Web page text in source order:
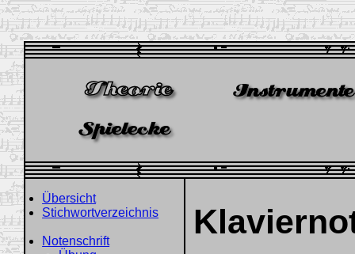
Übersicht
Stichwortverzeichnis
Notenschrift